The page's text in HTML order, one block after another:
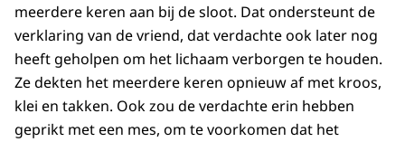
meerdere keren aan bij de sloot. Dat ondersteunt de
verklaring van de vriend, dat verdachte ook later nog
heeft geholpen om het lichaam verborgen te houden.
Ze dekten het meerdere keren opnieuw af met kroos,
klei en takken. Ook zou de verdachte erin hebben
geprikt met een mes, om te voorkomen dat het